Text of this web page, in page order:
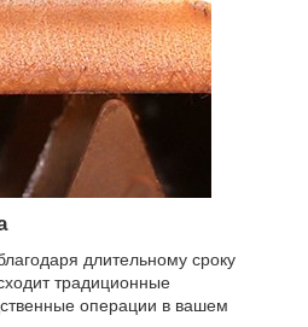
длительному сроку
традиционные
операции в вашем